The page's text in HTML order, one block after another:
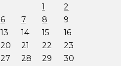
1
2
6 7 8
9
13 14 15
16
20 21 22
23
27 28 29
30